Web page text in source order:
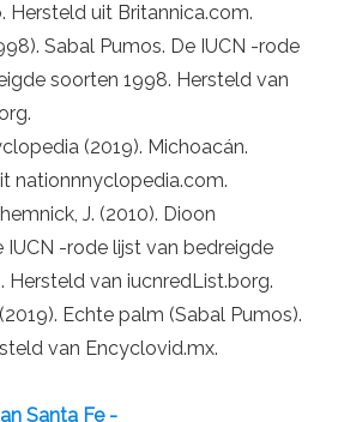
Hersteld uit Britannica.com.
Sabal Pumos. De IUCN -rode
soorten 1998. Hersteld van
(2019). Michoacán.
nationnnyclopedia.com.
J. (2010). Dioon
IUCN -rode lijst van bedreigde
Hersteld van iucnredList.borg.
Echte palm (Sabal Pumos).
van Encyclovid.mx.
Santa Fe -